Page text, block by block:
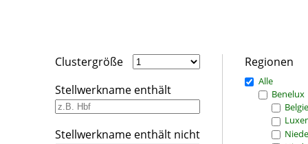
Clustergröße
Stellwerkname enthält
Stellwerkname enthält nicht
Regionen
Alle
Benelux